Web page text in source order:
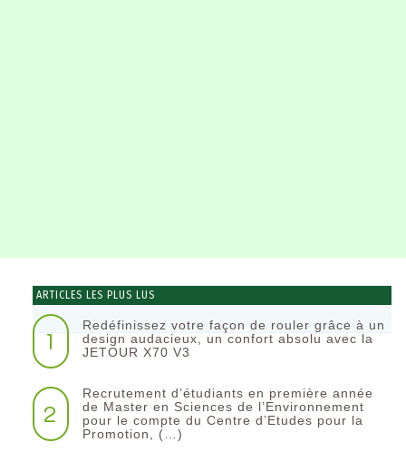
ARTICLES LES PLUS LUS
1
Redéfinissez votre façon de rouler grâce à un
design audacieux, un confort absolu avec la
JETOUR X70 V3
2
Recrutement d’étudiants en première année
de Master en Sciences de l’Environnement
pour le compte du Centre d’Etudes pour la
Promotion, (…)